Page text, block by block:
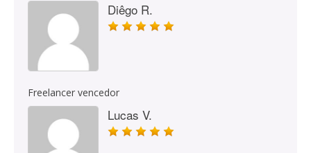
Diêgo R.
Freelancer vencedor
Lucas V.